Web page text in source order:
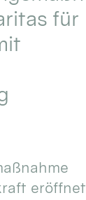
für
eröffnet